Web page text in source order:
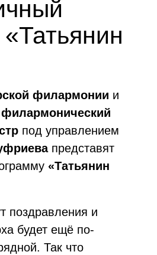
филармонии и
филармонический
под управлением
представят
«Татьянин
поздравления и
будет ещё по-
Так что